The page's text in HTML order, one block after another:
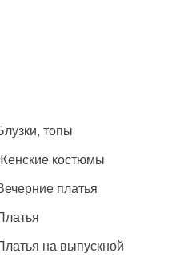
топы
костюмы
платья
на выпускной